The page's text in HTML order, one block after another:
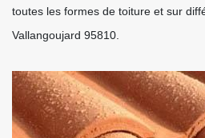
toutes les formes de toiture et sur
Vallangoujard 95810.